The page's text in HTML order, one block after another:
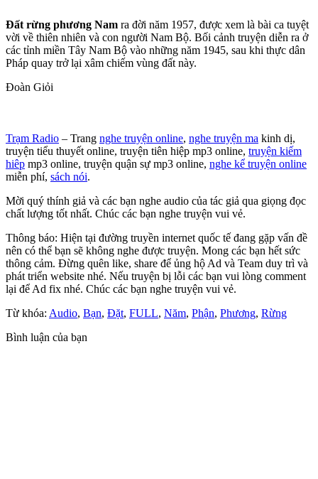
Đất rừng phương Nam ra đời năm 1957, được xem là bài ca tuyệt
vời về thiên nhiên và con người Nam Bộ. Bối cảnh truyện diễn ra ở
các tỉnh miền Tây Nam Bộ vào những năm 1945, sau khi thực dân
Pháp quay trở lại xâm chiếm vùng đất này.
Đoàn Giỏi
Trạm Radio – Trang nghe truyện online, nghe truyện ma kinh dị,
truyện tiểu thuyết online, truyện tiên hiệp mp3 online, truyện kiếm
hiêp mp3 online, truyện quận sự mp3 online, nghe kể truyện online
miễn phí, sách nói.
Mời quý thính giả và các bạn nghe audio của tác giả qua giọng đọc
chất lượng tốt nhất. Chúc các bạn nghe truyện vui vẻ.
Thông báo: Hiện tại đường truyền internet quốc tế đang gặp vấn đề
nên có thể bạn sẽ không nghe được truyện. Mong các bạn hết sức
thông cảm. Đừng quên like, share để ủng hộ Ad và Team duy trì và
phát triển website nhé. Nếu truyện bị lỗi các bạn vui lòng comment
lại để Ad fix nhé. Chúc các bạn nghe truyện vui vẻ.
Từ khóa: Audio, Bạn, Đặt, FULL, Năm, Phận, Phương, Rừng
Bình luận của bạn